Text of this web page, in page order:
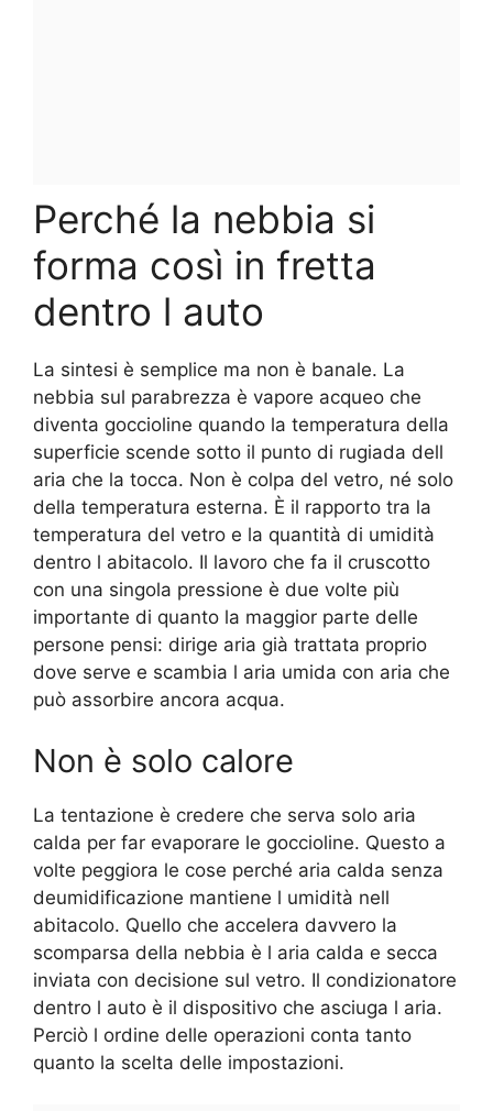
Perché la nebbia si
forma così in fretta
dentro l auto
La sintesi è semplice ma non è banale. La
nebbia sul parabrezza è vapore acqueo che
diventa goccioline quando la temperatura della
superficie scende sotto il punto di rugiada dell
aria che la tocca. Non è colpa del vetro, né solo
della temperatura esterna. È il rapporto tra la
temperatura del vetro e la quantità di umidità
dentro l abitacolo. Il lavoro che fa il cruscotto
con una singola pressione è due volte più
importante di quanto la maggior parte delle
persone pensi: dirige aria già trattata proprio
dove serve e scambia l aria umida con aria che
può assorbire ancora acqua.
Non è solo calore
La tentazione è credere che serva solo aria
calda per far evaporare le goccioline. Questo a
volte peggiora le cose perché aria calda senza
deumidificazione mantiene l umidità nell
abitacolo. Quello che accelera davvero la
scomparsa della nebbia è l aria calda e secca
inviata con decisione sul vetro. Il condizionatore
dentro l auto è il dispositivo che asciuga l aria.
Perciò l ordine delle operazioni conta tanto
quanto la scelta delle impostazioni.